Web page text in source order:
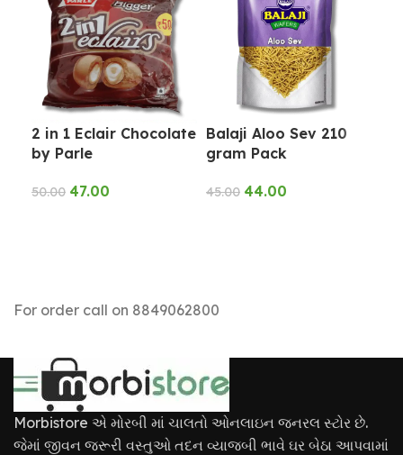
2 in 1 Eclair Chocolate
by Parle
50.00 47.00
Balaji Aloo Sev 210
gram Pack
45.00 44.00
For order call on 8849062800
Morbistore એ મોરબી માં ચાલતો ઓનલાઇન જનરલ સ્ટોર છે.
જેમાં જીવન જરૂરી વસ્તુઓ તદન વ્યાજબી ભાવે ઘર બેઠા આપવામાં